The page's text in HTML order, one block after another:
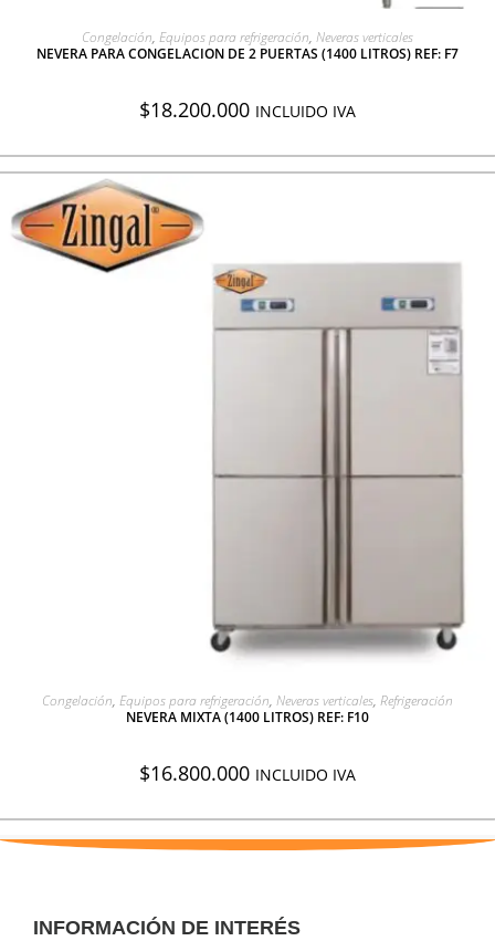
AGREGAR A COTIZACIÓN
Congelación, Equipos para refrigeración, Neveras verticales
NEVERA PARA CONGELACION DE 2 PUERTAS (1400 LITROS) REF: F7
$18.200.000 INCLUIDO IVA
AGREGAR A COTIZACIÓN
Congelación, Equipos para refrigeración, Neveras verticales, Refrigeración
NEVERA MIXTA (1400 LITROS) REF: F10
$16.800.000 INCLUIDO IVA
INFORMACIÓN DE INTERÉS